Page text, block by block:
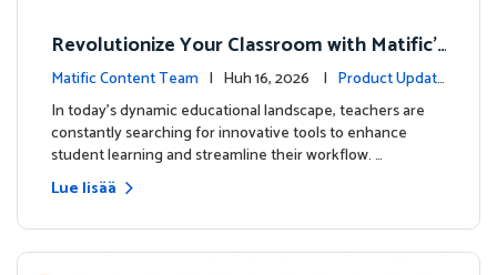
Revolutionize Your Classroom with Matific's
AI-Powered Teacher Assistant
Matific Content Team | Huh 16, 2026 | Product Update
sIn today's dynamic educational landscape, teachers are
constantly searching for innovative tools to enhance
student learning and streamline their workflow. …
Lue lisää